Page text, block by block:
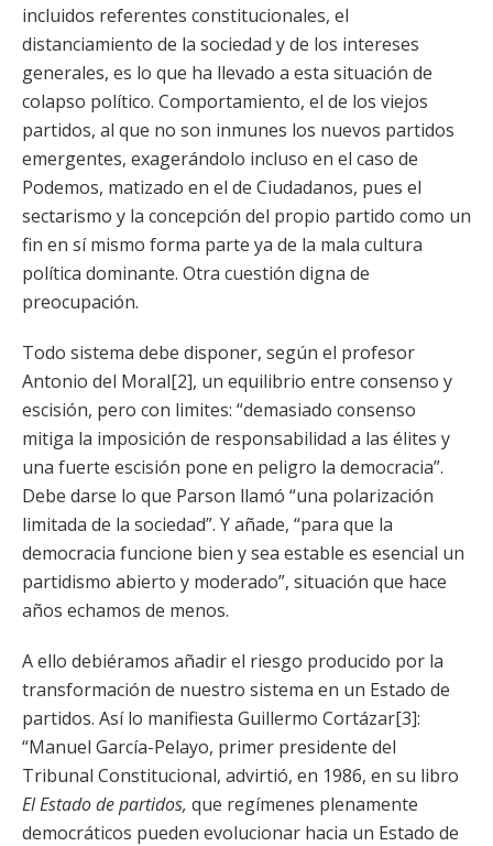
incluidos referentes constitucionales, el
distanciamiento de la sociedad y de los intereses
generales, es lo que ha llevado a esta situación de
colapso político. Comportamiento, el de los viejos
partidos, al que no son inmunes los nuevos partidos
emergentes, exagerándolo incluso en el caso de
Podemos, matizado en el de Ciudadanos, pues el
sectarismo y la concepción del propio partido como un
fin en sí mismo forma parte ya de la mala cultura
política dominante. Otra cuestión digna de
preocupación.
Todo sistema debe disponer, según el profesor
Antonio del Moral[2], un equilibrio entre consenso y
escisión, pero con limites: “demasiado consenso
mitiga la imposición de responsabilidad a las élites y
una fuerte escisión pone en peligro la democracia”.
Debe darse lo que Parson llamó “una polarización
limitada de la sociedad”. Y añade, “para que la
democracia funcione bien y sea estable es esencial un
partidismo abierto y moderado”, situación que hace
años echamos de menos.
A ello debiéramos añadir el riesgo producido por la
transformación de nuestro sistema en un Estado de
partidos. Así lo manifiesta Guillermo Cortázar[3]:
“Manuel García-Pelayo, primer presidente del
Tribunal Constitucional, advirtió, en 1986, en su libro
El Estado de partidos, que regímenes plenamente
democráticos pueden evolucionar hacia un Estado de